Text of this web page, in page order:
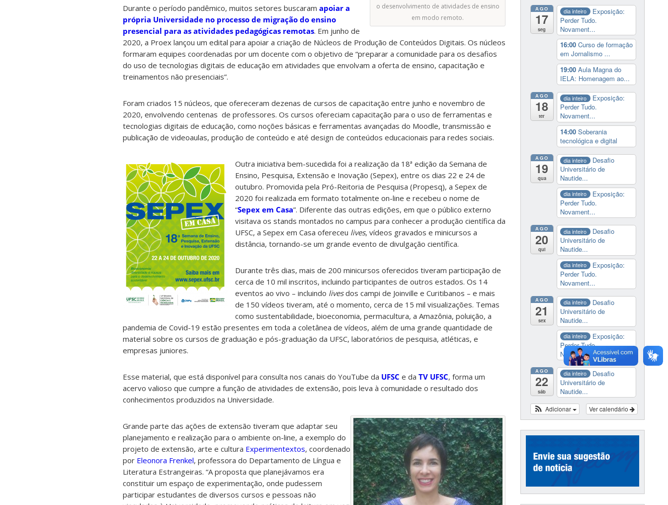
o desenvolvimento de atividades de ensino
em modo remoto.
Durante o período pandêmico, muitos setores buscaram apoiar a
própria Universidade no processo de migração do ensino
presencial para as atividades pedagógicas remotas. Em junho de
2020, a Proex lançou um edital para apoiar a criação de Núcleos de Produção de Conteúdos Digitais. Os núcleos
formaram equipes coordenadas por um docente com o objetivo de “preparar a comunidade para os desafios
do uso de tecnologias digitais de educação em atividades que envolvam a oferta de ensino, capacitação e
treinamentos não presenciais”.
Foram criados 15 núcleos, que ofereceram dezenas de cursos de capacitação entre junho e novembro de
2020, envolvendo centenas de professores. Os cursos ofereciam capacitação para o uso de ferramentas e
tecnologias digitais de educação, como noções básicas e ferramentas avançadas do Moodle, transmissão e
publicação de videoaulas, produção de conteúdo e até design de conteúdos educacionais para redes sociais.
Outra iniciativa bem-sucedida foi a realização da 18ª edição da Semana de
Ensino, Pesquisa, Extensão e Inovação (Sepex), entre os dias 22 e 24 de
outubro. Promovida pela Pró-Reitoria de Pesquisa (Propesq), a Sepex de
2020 foi realizada em formato totalmente on-line e recebeu o nome de
“Sepex em Casa”. Diferente das outras edições, em que o público externo
visitava os stands montados no campus para conhecer a produção científica da
UFSC, a Sepex em Casa ofereceu lives, vídeos gravados e minicursos a
distância, tornando-se um grande evento de divulgação científica.
Durante três dias, mais de 200 minicursos oferecidos tiveram participação de
cerca de 10 mil inscritos, incluindo participantes de outros estados. Os 14
eventos ao vivo – incluindo livesdos campi de Joinville e Curitibanos – e mais
de 150 vídeos tiveram, até o momento, cerca de 15 mil visualizações. Temas
como sustentabilidade, bioeconomia, permacultura, a Amazônia, poluição, a
pandemia de Covid-19 estão presentes em toda a coletânea de vídeos, além de uma grande quantidade de
material sobre os cursos de graduação e pós-graduação da UFSC, laboratórios de pesquisa, atléticas, e
empresas juniores.
Esse material, que está disponível para consulta nos canais do YouTube da UFSC e da TV UFSC, forma um
acervo valioso que cumpre a função de atividades de extensão, pois leva à comunidade o resultado dos
conhecimentos produzidos na Universidade.
Grande parte das ações de extensão tiveram que adaptar seu
planejamento e realização para o ambiente on-line, a exemplo do
projeto de extensão, arte e cultura Experimentextos, coordenado
por Eleonora Frenkel, professora do Departamento de Língua e
Literatura Estrangeiras. “A proposta que planejávamos era
constituir um espaço de experimentação, onde pudessem
participar estudantes de diversos cursos e pessoas não
AGO
17
seg
dia inteiro
Exposição:
Perder Tudo.
Novament...
16:00 Curso de formação
em Jornalismo ...
19:00 Aula Magna do
IELA: Homenagem ao...
AGO
18
ter
dia inteiro
Exposição:
Perder Tudo.
Novament...
14:00 Soberania
tecnológica e digital
AGO
19
qua
dia inteiro
Desafio
Universitário de
Nautide...
dia inteiro
Exposição:
Perder Tudo.
Novament...
AGO
20
qui
dia inteiro
Desafio
Universitário de
Nautide...
dia inteiro
Exposição:
Perder Tudo.
Novament...
AGO
21
sex
dia inteiro
Desafio
Universitário de
Nautide...
dia inteiro
Exposição:
Perder Tudo.
Novament...
AGO
22
sáb
dia inteiro
Desafio
Universitário de
Nautide...
Ver calendário
Adicionar